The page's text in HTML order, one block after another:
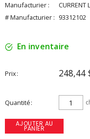
Manufacturier :
CURRENT
# Manufacturier : 93312102
En inventaire
Prix 248,44
Quantité
AJOUTER AU
PANIER